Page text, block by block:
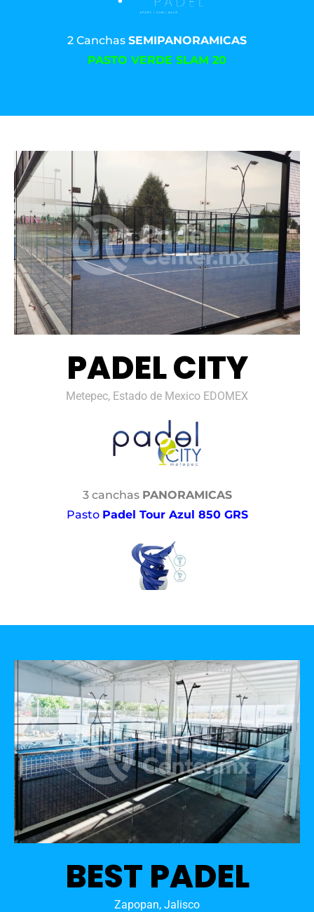
2 Canchas SEMIPANORAMICAS
PASTO VERDE SLAM 20
PADEL CITY
Metepec, Estado de Mexico EDOMEX
3 canchas PANORAMICAS
Pasto Padel Tour Azul 850 GRS
BEST PADEL
Zapopan, Jalisco